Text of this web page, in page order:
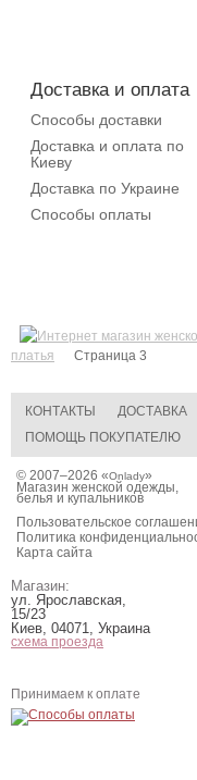
Доставка и оплата
Способы доставки
Доставка и оплата по
Киеву
Доставка по Украине
Способы оплаты
платья
Страница 3
КОНТАКТЫ ДОСТАВКА
ПОМОЩЬ ПОКУПАТЕЛЮ
© 2007–2026 «Onlady»
Магазин женской одежды,
белья и купальников
Пользовательское
Политика
Карта сайта
Магазин:
ул. Ярославская,
15/23
Киев, 04071, Украина
схема проезда
Принимаем к оплате